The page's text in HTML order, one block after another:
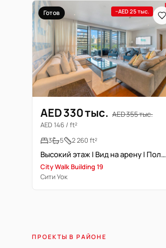
Готов −AED 25 тыс.
AED 330 тыс. AED 355 тыс.
AED 146 / ft²
3
5 2 260 ft²
Высокий этаж | Вид на арену | Полностью меблирована | Цена 1 чек
City Walk Building 19
Сити Уок
ПРОЕКТЫ В РАЙОНЕ